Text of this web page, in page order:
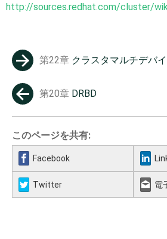
http://sources.redhat.com/cluster/
第22章 クラスタマルチデバ
第20章 DRBD
このページを共有:
Facebook
Twitter 電